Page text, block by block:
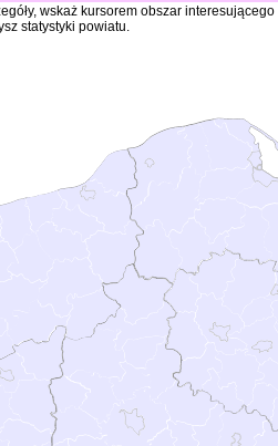
wskaż kursorem obszar
statystyki powiatu.